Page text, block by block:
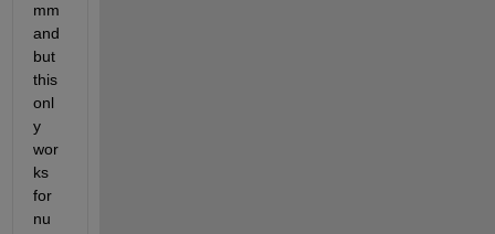
mm
and
but
this
onl
y
wor
ks
for
nu